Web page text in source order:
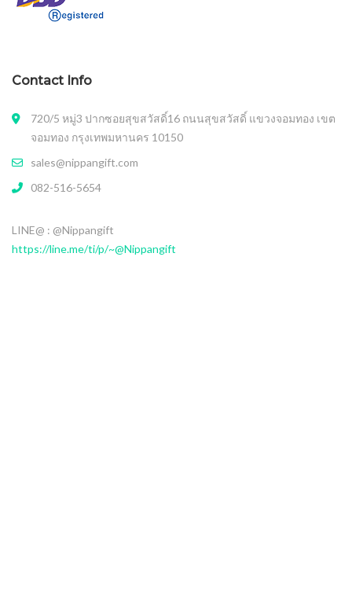
Contact Info
720/5 หมู่3 ปากซอยสุขสวัสดิ์16 ถนนสุขสวัสดิ์ แขวงจอมทอง เขต
จอมทอง กรุงเทพมหานคร 10150
sales@nippangift.com
082-516-5654
LINE@ : @Nippangift
https://line.me/ti/p/~@Nippangift